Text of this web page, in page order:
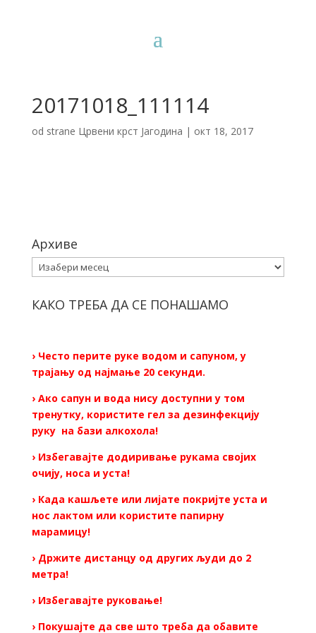
20171018_111114
od strane Црвени крст Јагодина | окт 18, 2017
Архиве
Архиве
КАКО ТРЕБА ДА СЕ ПОНАШАМО
› Често перите руке водом и сапуном, у
трајању од најмање 20 секунди.
› Ако сапун и вода нису доступни у том
тренутку, користите гел за дезинфекцију
руку на бази алкохола!
› Избегавајте додиривање рукама својих
очију, носа и уста!
› Када кашљете или лијате покријте уста и
нос лактом или користите папирну
марамицу!
› Држите дистанцу од других људи до 2
метра!
› Избегавајте руковање!
› Покушајте да све што треба да обавите